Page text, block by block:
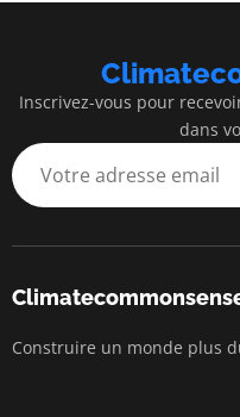
Inscrivez-vous pour
dans
Construire un monde plus